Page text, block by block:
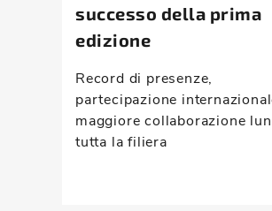
successo della prima
edizione
Record di presenze,
partecipazione
maggiore collaborazione
tutta la filiera